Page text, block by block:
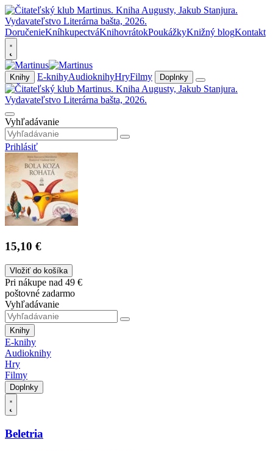
DoručenieKníhkupectváKnihovrátokPoukážkyKnižný blogKontakt
Knihy E-knihyAudioknihyHryFilmy Doplnky
Vyhľadávanie
Prihlásiť
15,10 €
Vložiť do košíka
Pri nákupe nad 49 €
poštovné zadarmo
Vyhľadávanie
Knihy
E-knihy
Audioknihy
Hry
Filmy
Doplnky
Beletria